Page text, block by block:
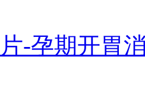
-孕期开胃